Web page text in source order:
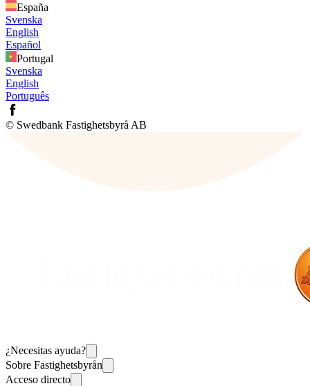
España
Svenska
English
Español
Portugal
Svenska
English
Português
© Swedbank Fastighetsbyrå AB
¿Necesitas ayuda?
Sobre Fastighetsbyrån
Acceso directo